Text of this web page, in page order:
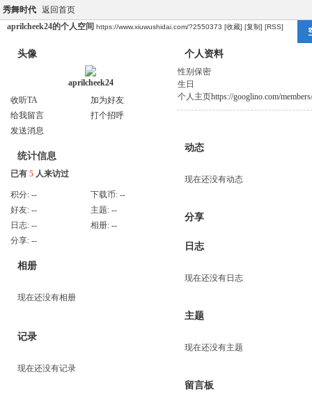
秀舞时代 返回首页
aprilcheek24的个人空间 https://www.xiuwushidai.com/?2550373 [收藏] [复制] [RSS]
头像
aprilcheek24
收听TA
加为好友
给我留言
打个招呼
发送消息
统计信息
已有 5 人来访过
积分: -- 下载币: --
好友: -- 主题: --
日志: -- 相册: --
分享: --
相册
现在还没有相册
记录
现在还没有记录
个人资料
性别 保密
生日
个人主页https://googlino.com/
动态
现在还没有动态
分享
日志
现在还没有日志
主题
现在还没有主题
留言板